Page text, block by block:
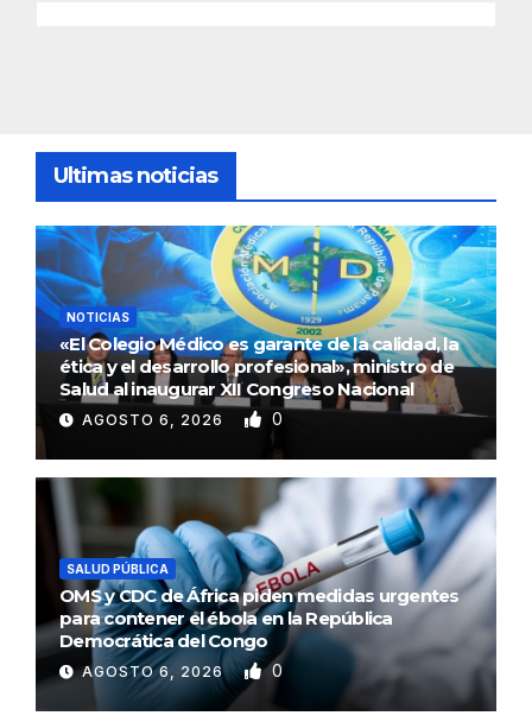
Ultimas noticias
NOTICIAS
«El Colegio Médico es garante de la calidad, la
ética y el desarrollo profesional», ministro de
Salud al inaugurar XII Congreso Nacional
AGOSTO 6, 2026 0
SALUD PÚBLICA
OMS y CDC de África piden medidas urgentes
para contener el ébola en la República
Democrática del Congo
AGOSTO 6, 2026 0